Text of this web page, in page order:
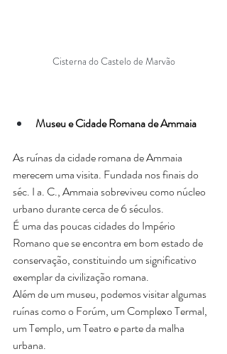
Cisterna do Castelo de Marvão
Museu e Cidade Romana de Ammaia
As ruínas da cidade romana de Ammaia
merecem uma visita. Fundada nos finais do
séc. I a. C., Ammaia sobreviveu como núcleo
urbano durante cerca de 6 séculos.
É uma das poucas cidades do Império
Romano que se encontra em bom estado de
conservação, constituindo um significativo
exemplar da civilização romana.
Além de um museu, podemos visitar algumas
ruínas como o Forúm, um Complexo Termal,
um Templo, um Teatro e parte da malha
urbana.